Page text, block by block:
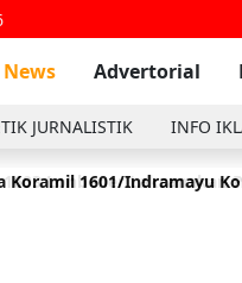
News Advertorial
JURNALISTIK INFO
Koramil 1601/Indramayu